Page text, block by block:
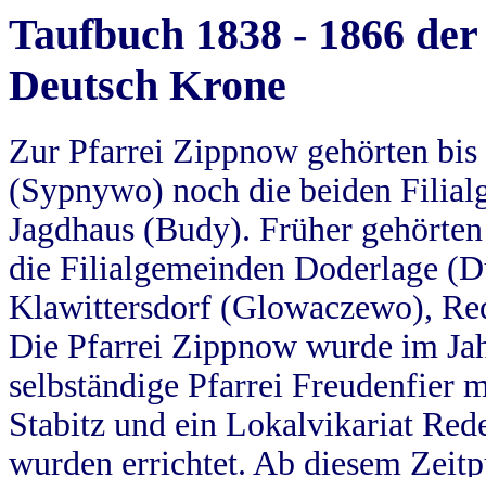
Taufbuch 1838 - 1866
Deutsch Krone
Zur Pfarrei Zippnow gehörten
(Sypnywo) noch die beiden
Jagdhaus (Budy). Früher
die Filialgemeinden Doderlage
Klawittersdorf (Glowaczewo),
Die Pfarrei Zippnow wurde im
selbständige Pfarrei Freudenfier
Stabitz und ein Lokalvikariat
wurden errichtet. Ab diesem